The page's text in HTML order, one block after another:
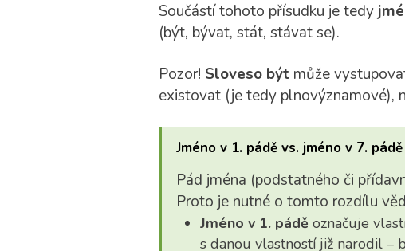
Součástí tohoto přísudku je tedy
(být, bývat, stát, stávat se).
Pozor! Sloveso býtmůže
existovat (je tedy plnovýznamové),
Jméno v 1. pádě vs. jméno v 7. pádě
Pád jména (podstatného či
Proto je nutné o tomto rozdílu
Jméno v 1. pádě označuje
s danou vlastností již narodil –